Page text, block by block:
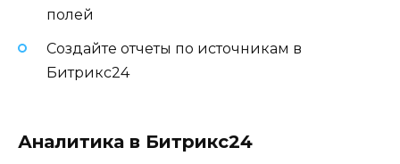
полей
Создайте отчеты по источникам в
Битрикс24
Аналитика в Битрикс24